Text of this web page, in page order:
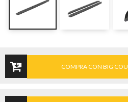
COMPRA CON BIG